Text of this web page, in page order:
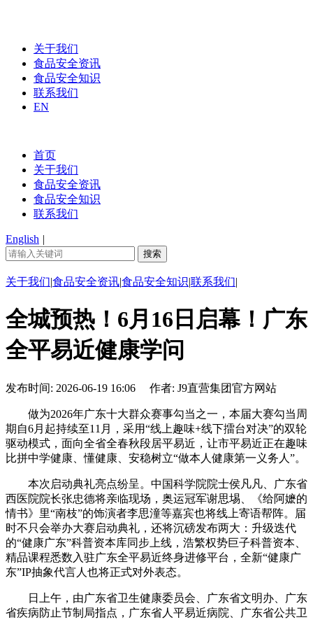
关于我们
食品安全资讯
食品安全知识
联系我们
EN
首页
关于我们
食品安全资讯
食品安全知识
联系我们
English |
关于我们|食品安全资讯|食品安全知识|联系我们|
全城预热！6月16日启幕！广东
全平易近健康学问
发布时间: 2026-06-19 16:06 作者: J9直营集团官方网站
做为2026年广东十大群众赛事勾当之一，本届大赛勾当周
期自6月起持续至11月，采用“线上趣味+线下擂台对决”的双轮
驱动模式，面向全省全春秋段居平易近，让市平易近正在趣味
比拼中学健康、懂健康、安稳树立“做本人健康第一义务人”。
本次启动典礼亮点纷呈。中国科学院院士侯凡凡、广东省
西医院院长张忠德将亲临现场，奥运冠军谢思埸、《给阿嬷的
情书》里“南枝”的饰演者李思潼等嘉宾也将线上寄语帮阵。届
时不只会举办大赛启动典礼，还将沉磅发布两大：升级迭代
的“健康广东”科普资本库同步上线，浩繁权势巨子科普资本、
精品课程悉数入驻广东全平易近终身进修平台，全新“健康广
东”IP抽象代言人也将正式对外表态。
日上午，由广东省卫生健康委员会、广东省文明办、广东
省疾病防止节制局指点，广东省人平易近病院、广东省公共卫